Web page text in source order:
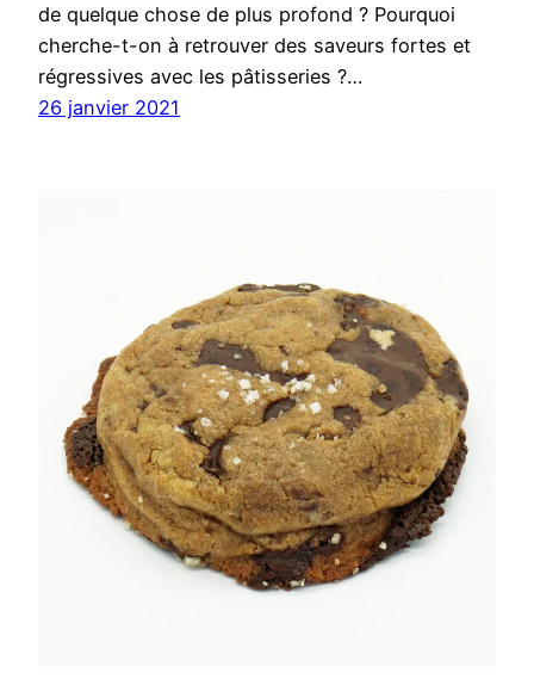
de quelque chose de plus profond ? Pourquoi
cherche-t-on à retrouver des saveurs fortes et
régressives avec les pâtisseries ?…
26 janvier 2021